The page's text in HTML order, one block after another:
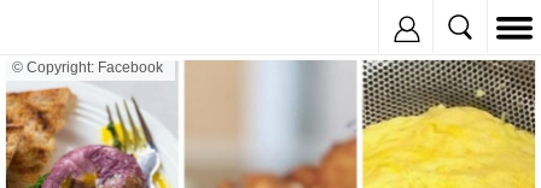
© Copyright: Facebook